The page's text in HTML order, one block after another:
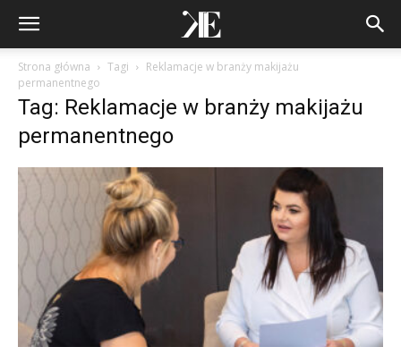
Strona główna Tagi
Reklamacje w branży makijażu
permanentnego
Tag: Reklamacje w branży makijażu
permanentnego